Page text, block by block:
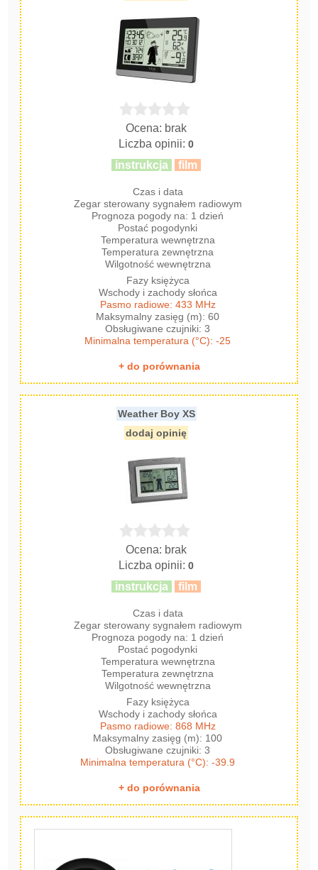
Ocena: brak
Liczba opinii:0
instrukcja film
Czas i data
Zegar sterowany sygnałem radiowym
Prognoza pogody na: 1 dzień
Postać pogodynki
Temperatura wewnętrzna
Temperatura zewnętrzna
Wilgotność wewnętrzna
Fazy księżyca
Wschody i zachody słońca
Pasmo radiowe: 433 MHz
Maksymalny zasięg (m): 60
Obsługiwane czujniki: 3
Minimalna temperatura (°C): -25
+ do porównania
Weather Boy XS
dodaj opinię
Ocena: brak
Liczba opinii:0
instrukcja film
Czas i data
Zegar sterowany sygnałem radiowym
Prognoza pogody na: 1 dzień
Postać pogodynki
Temperatura wewnętrzna
Temperatura zewnętrzna
Wilgotność wewnętrzna
Fazy księżyca
Wschody i zachody słońca
Pasmo radiowe: 868 MHz
Maksymalny zasięg (m): 100
Obsługiwane czujniki: 3
Minimalna temperatura (°C): -39.9
+ do porównania